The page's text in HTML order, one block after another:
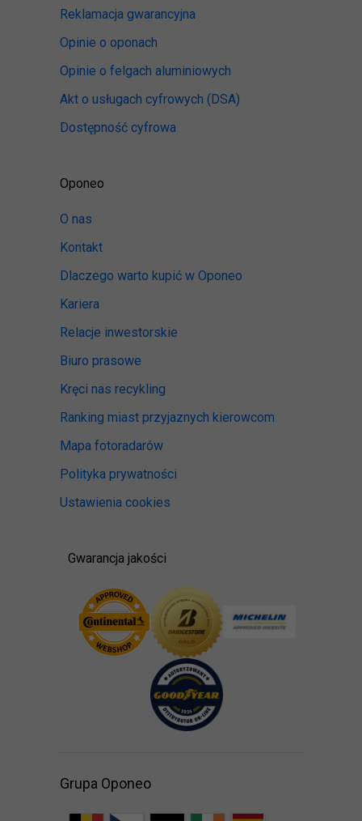
Reklamacja gwarancyjna
Opinie o oponach
Opinie o felgach aluminiowych
Akt o usługach cyfrowych (DSA)
Dostępność cyfrowa
Oponeo
O nas
Kontakt
Dlaczego warto kupić w Oponeo
Kariera
Relacje inwestorskie
Biuro prasowe
Kręci nas recykling
Ranking miast przyjaznych kierowcom
Mapa fotoradarów
Polityka prywatności
Ustawienia cookies
Gwarancja jakości
Grupa Oponeo